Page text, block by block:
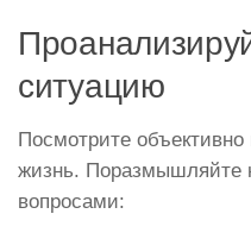
ситуацию
Посмотрите
жизнь.
вопросами: